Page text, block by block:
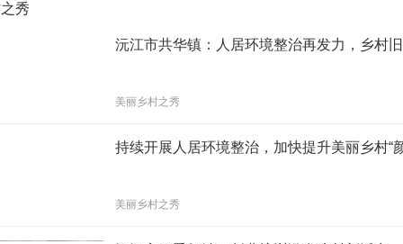
秀
沅江市共华镇：人居环境整治再发力，乡村
美丽乡村之秀
持续开展人居环境整治，加快提升美丽乡村“
美丽乡村之秀